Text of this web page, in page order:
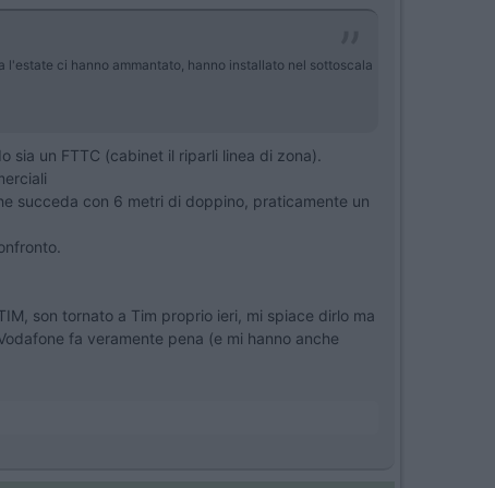
ci hanno ammantato, hanno installato nel sottoscala
sia un FTTC (cabinet il riparli linea di zona).
succeda con 6 metri di doppino, praticamente un
son tornato a Tim proprio ieri, mi spiace dirlo ma
fa veramente pena (e mi hanno anche